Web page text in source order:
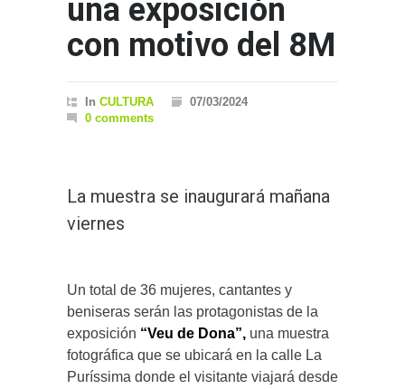
una exposición
con motivo del 8M
In CULTURA
07/03/2024
0 comments
La muestra se inaugurará mañana
viernes
Un total de 36 mujeres, cantantes y
beniseras serán las protagonistas de la
exposición “Veu de Dona”, una muestra
fotográfica que se ubicará en la calle La
Puríssima donde el visitante viajará desde